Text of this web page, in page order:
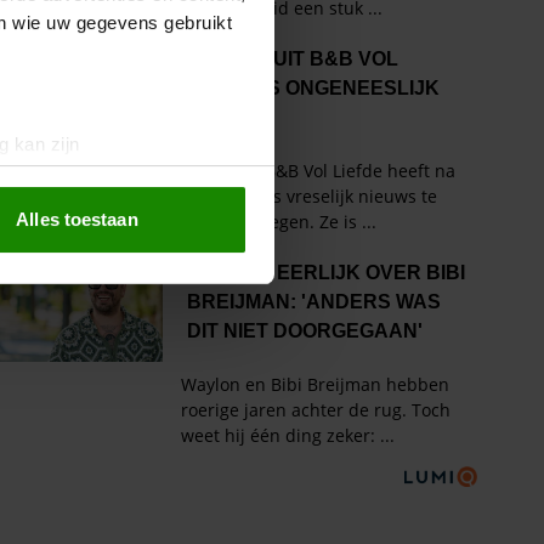
wie uw gegevens gebruikt
kan zijn
te bieden en om ons
partners voor social
die u aan ze heeft
met onze cookies als u
Alles toestaan